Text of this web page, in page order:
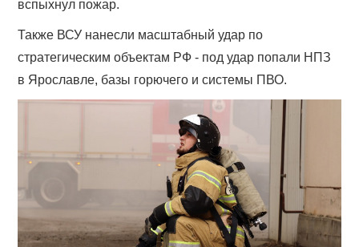
вспыхнул пожар.
Также ВСУ нанесли масштабный удар по
стратегическим объектам РФ - под удар попали НПЗ
в Ярославле, базы горючего и системы ПВО.